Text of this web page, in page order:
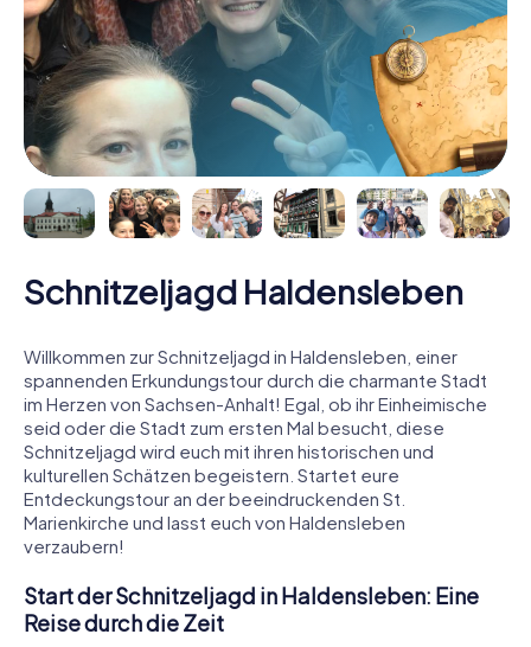
Schnitzeljagd Haldensleben
Willkommen zur Schnitzeljagd in Haldensleben, einer
spannenden Erkundungstour durch die charmante Stadt
im Herzen von Sachsen-Anhalt! Egal, ob ihr Einheimische
seid oder die Stadt zum ersten Mal besucht, diese
Schnitzeljagd wird euch mit ihren historischen und
kulturellen Schätzen begeistern. Startet eure
Entdeckungstour an der beeindruckenden St.
Marienkirche und lasst euch von Haldensleben
verzaubern!
Start der Schnitzeljagd in Haldensleben: Eine
Reise durch die Zeit